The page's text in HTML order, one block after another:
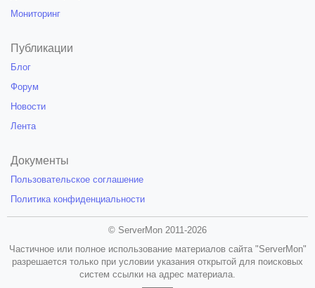
Мониторинг
Публикации
Блог
Форум
Новости
Лента
Документы
Пользовательское соглашение
Политика конфиденциальности
© ServerMon 2011-2026
Частичное или полное использование материалов сайта "ServerMon"
разрешается только при условии указания открытой для поисковых
систем ссылки на адрес материала.